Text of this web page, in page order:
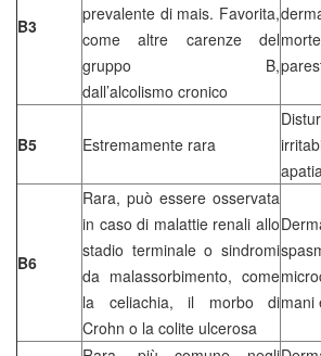
B3
prevalente di mais. Favorita,
come altre carenze del
gruppo B,
dall’alcolismo cronico
B5 Estremamente rara
apatia
B6
Rara, può essere osservata
in caso di malattie renali allo
stadio terminale o sindromi
da malassorbimento, come
la celiachia, il morbo di
Crohn o la colite ulcerosa
mani